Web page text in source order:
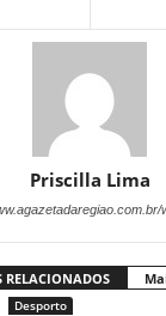
Priscilla Lima
RELACIONADOS
Desporto